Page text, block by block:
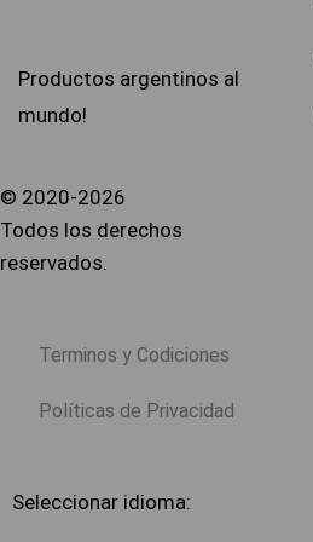
Productos argentinos al
mundo!
© 2020-2026
Todos los derechos
reservados.
Terminos y Codiciones
Políticas de Privacidad
Seleccionar idioma: